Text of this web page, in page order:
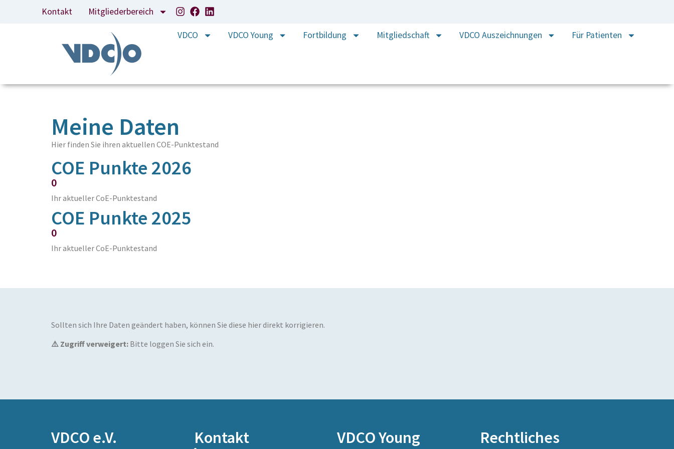
Kontakt Mitgliederbereich
VDCO VDCO Young Fortbildung Mitgliedschaft VDCO Auszeichnungen Für Patienten
Meine Daten
Hier finden Sie ihren aktuellen COE-Punktestand
COE Punkte 2026
Ihr aktueller CoE-Punktestand
0
COE Punkte 2025
Ihr aktueller CoE-Punktestand
0
Sollten sich Ihre Daten geändert haben, können Sie diese hier direkt korrigieren.
⚠️ Zugriff verweigert: Bitte loggen Sie sich ein.
VDCO e.V. Kontakt VDCO Young Rechtliches